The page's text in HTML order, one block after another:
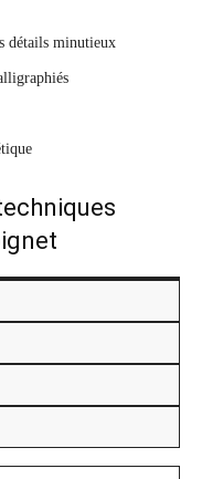
détails minutieux